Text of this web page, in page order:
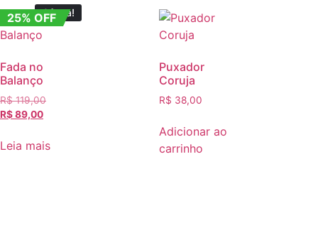
Oferta!
25% OFF
Fada no
Balanço
R$119,00
R$89,00
Leia mais
Puxador
Coruja
R$ 38,00
Adicionar ao
carrinho